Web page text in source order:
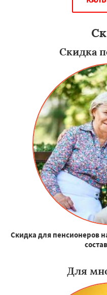
Скидка
Скидка для пенсионеров
Для